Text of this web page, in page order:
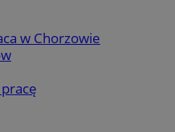
w Chorzowie